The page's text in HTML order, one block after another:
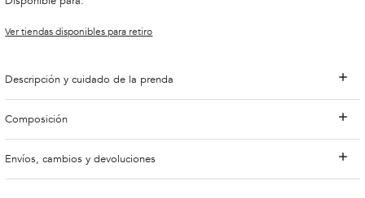
Ver tiendas disponibles para retiro
Descripción y cuidado de la prenda
Composición
Envíos, cambios y devoluciones